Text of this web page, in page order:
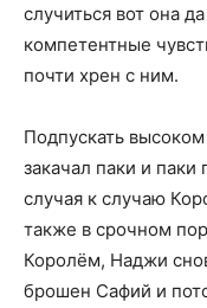
случиться вот она
компетентные
почти хрен с ним.
Подпускать
закачал паки и
случая к случаю
также в срочном
Королём, Наджи
брошен Сафий и